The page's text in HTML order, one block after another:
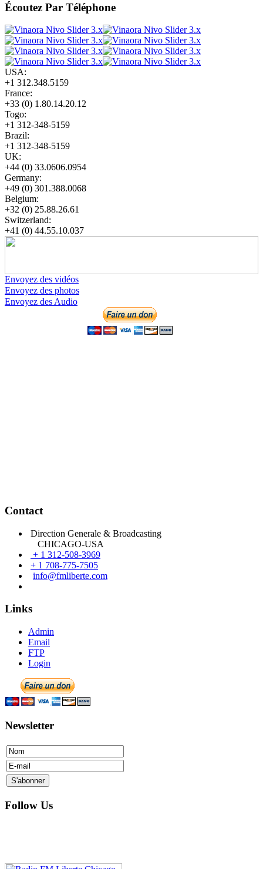
Écoutez Par Téléphone
USA:
+1 312.348.5159
France:
+33 (0) 1.80.14.20.12
Togo:
+1 312-348-5159
Brazil:
+1 312-348-5159
UK:
+44 (0) 33.0606.0954
Germany:
+49 (0) 301.388.0068
Belgium:
+32 (0) 25.88.26.61
Switzerland:
+41 (0) 44.55.10.037
Envoyez des vidéos
Envoyez des photos
Envoyez des Audio
Contact
Direction Generale & Broadcasting
CHICAGO-USA
+ 1 312-508-3969
+ 1 708-775-7505
info@fmliberte.com
Links
Admin
Email
FTP
Login
Newsletter
Follow Us